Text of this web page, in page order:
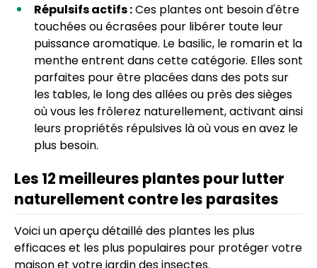
Répulsifs actifs :Ces plantes ont besoin d'être
touchées ou écrasées pour libérer toute leur
puissance aromatique. Le basilic, le romarin et la
menthe entrent dans cette catégorie. Elles sont
parfaites pour être placées dans des pots sur
les tables, le long des allées ou près des sièges
où vous les frôlerez naturellement, activant ainsi
leurs propriétés répulsives là où vous en avez le
plus besoin.
Les 12 meilleures plantes pour lutter
naturellement contre les parasites
Voici un aperçu détaillé des plantes les plus
efficaces et les plus populaires pour protéger votre
maison et votre jardin des insectes.